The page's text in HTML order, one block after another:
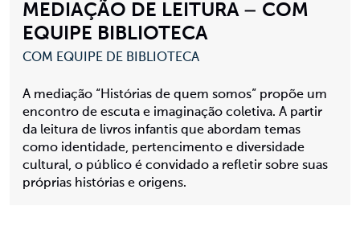
MEDIAÇÃO DE LEITURA – COM
EQUIPE BIBLIOTECA
COM EQUIPE DE BIBLIOTECA
A mediação “Histórias de quem somos” propõe um
encontro de escuta e imaginação coletiva. A partir
da leitura de livros infantis que abordam temas
como identidade, pertencimento e diversidade
cultural, o público é convidado a refletir sobre suas
próprias histórias e origens.